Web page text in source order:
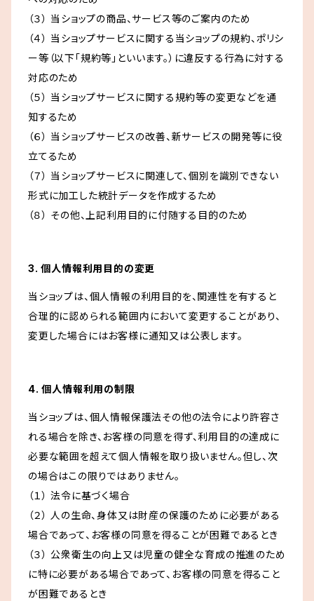
（３） 当ショップの商品、サービス等のご案内のため
（４） 当ショップサービスに関する当ショップの規約、ポリシ
ー等（以下「規約等」といいます。）に違反する行為に対する
対応のため
（５） 当ショップサービスに関する規約等の変更などを通
知するため
（６） 当ショップサービスの改善、新サービスの開発等に役
立てるため
（７） 当ショップサービスに関連して、個別を識別できない
形式に加工した統計データを作成するため
（８） その他、上記利用目的に付随する目的のため
3. 個人情報利用目的の変更
当ショップは、個人情報の利用目的を、関連性を有すると
合理的に認められる範囲内において変更することがあり、
変更した場合にはお客様に通知又は公表します。
4. 個人情報利用の制限
当ショップは、個人情報保護法その他の法令により許容さ
れる場合を除き、お客様の同意を得ず、利用目的の達成に
必要な範囲を超えて個人情報を取り扱いません。但し、次
の場合はこの限りではありません。
（１） 法令に基づく場合
（２） 人の生命、身体又は財産の保護のために必要がある
場合であって、お客様の同意を得ることが困難であるとき
（３） 公衆衛生の向上又は児童の健全な育成の推進のため
に特に必要がある場合であって、お客様の同意を得ること
が困難であるとき